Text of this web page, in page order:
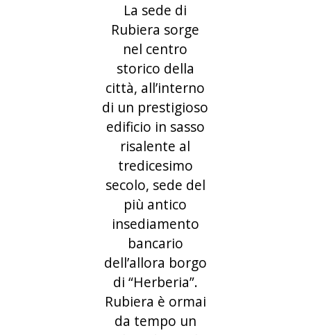
La sede di
Rubiera sorge
nel centro
storico della
città, all’interno
di un prestigioso
edificio in sasso
risalente al
tredicesimo
secolo, sede del
più antico
insediamento
bancario
dell’allora borgo
di “Herberia”.
Rubiera è ormai
da tempo un